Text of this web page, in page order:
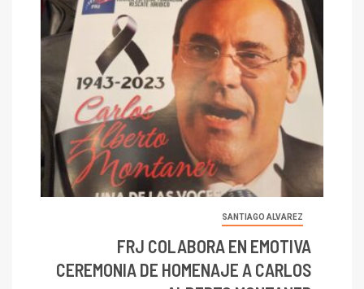
SANTIAGO ALVAREZ
FRJ COLABORA EN EMOTIVA
CEREMONIA DE HOMENAJE A CARLOS